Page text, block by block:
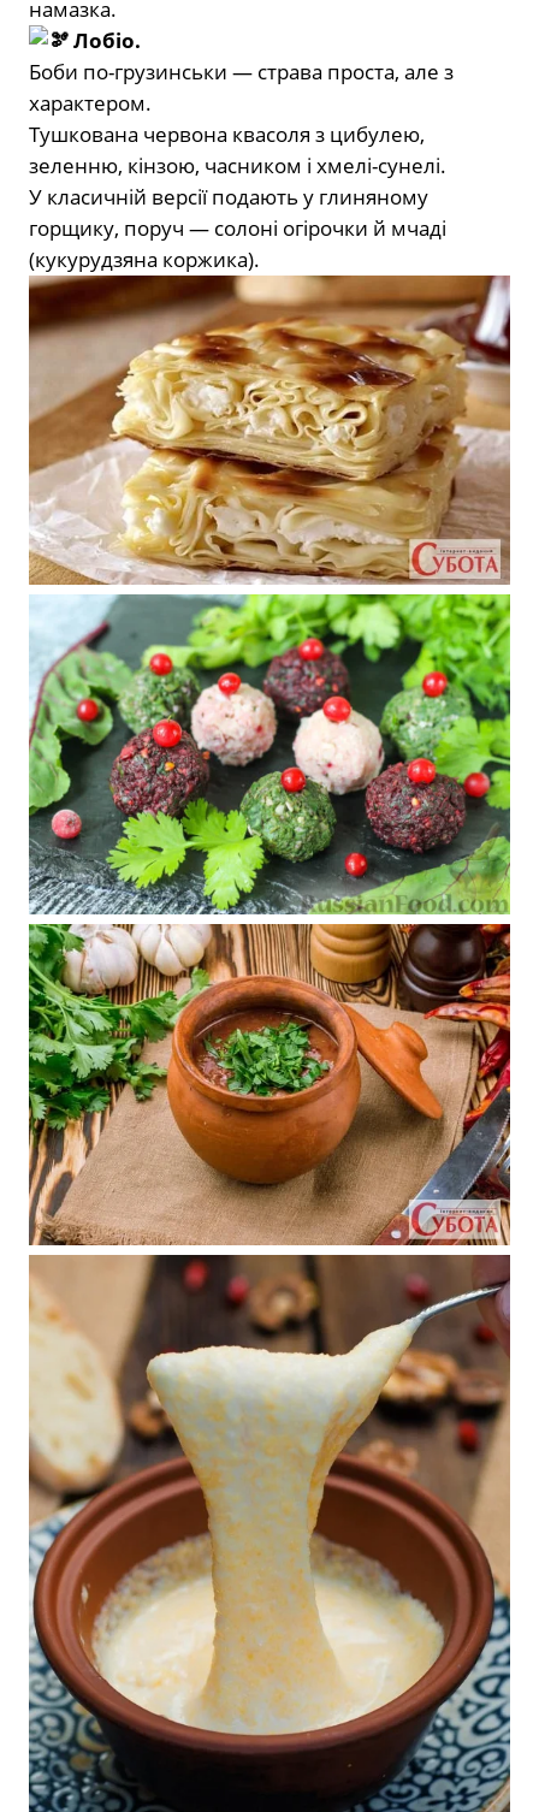
намазка.
Лобіо.
Боби по-грузинськи — страва проста, але з
характером.
Тушкована червона квасоля з цибулею,
зеленню, кінзою, часником і хмелі-сунелі.
У класичній версії подають у глиняному
горщику, поруч — солоні огірочки й мчаді
(кукурудзяна коржика).